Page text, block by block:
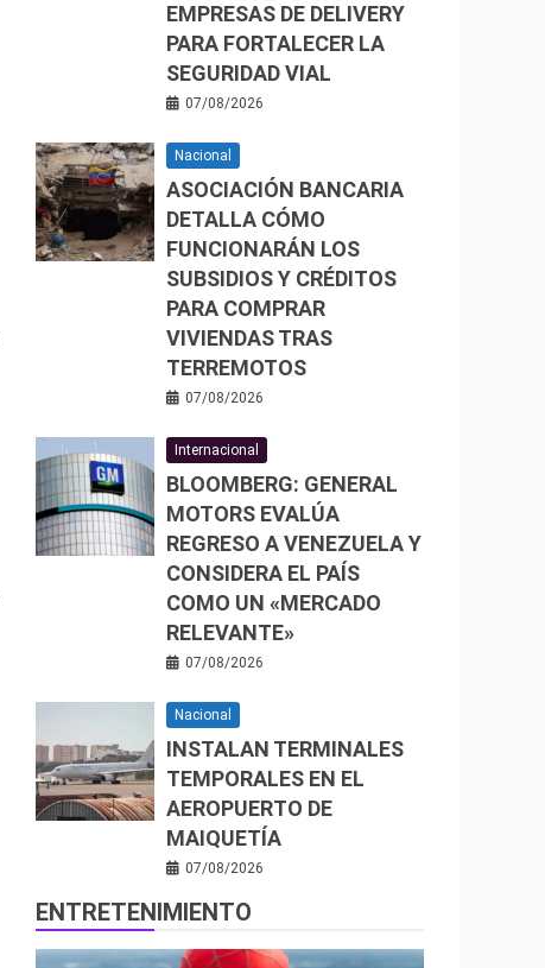
EMPRESAS DE DELIVERY
PARA FORTALECER LA
SEGURIDAD VIAL
07/08/2026
Nacional
ASOCIACIÓN BANCARIA
DETALLA CÓMO
FUNCIONARÁN LOS
SUBSIDIOS Y CRÉDITOS
PARA COMPRAR
VIVIENDAS TRAS
TERREMOTOS
07/08/2026
Internacional
BLOOMBERG: GENERAL
MOTORS EVALÚA
REGRESO A VENEZUELA Y
CONSIDERA EL PAÍS
COMO UN «MERCADO
RELEVANTE»
07/08/2026
Nacional
INSTALAN TERMINALES
TEMPORALES EN EL
AEROPUERTO DE
MAIQUETÍA
07/08/2026
ENTRETENIMIENTO